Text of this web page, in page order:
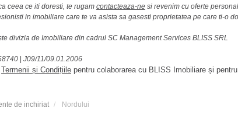
ceea ce iti doresti, te rugam contacteaza-ne si revenim cu oferte
in imobiliare care te va asista sa gasesti proprietatea pe care ti-o
divizia de Imobiliare din cadrul SC Management Services BLISS SRL
| J09/11/09.01.2006
Termenii și Condițiile pentru colaborarea cu BLISS Imobiliare și
de inchiriat Nordului